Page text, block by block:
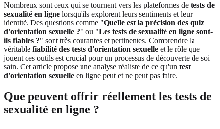
Nombreux sont ceux qui se tournent vers les plateformes de tests de
sexualité en ligne lorsqu'ils explorent leurs sentiments et leur
identité. Des questions comme "Quelle est la précision des quiz
d'orientation sexuelle ?" ou "Les tests de sexualité en ligne sont-
ils fiables ?" sont très courantes et pertinentes. Comprendre la
véritable fiabilité des tests d'orientation sexuelle et le rôle que
jouent ces outils est crucial pour un processus de découverte de soi
sain. Cet article propose une analyse réaliste de ce qu'un test
d'orientation sexuelle en ligne peut et ne peut pas faire.
Que peuvent offrir réellement les tests de
sexualité en ligne ?